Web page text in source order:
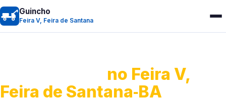
Guincho
Feira V, Feira de Santana
no Feira V,
Feira de Santana‑BA